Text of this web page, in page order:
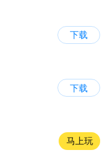
下载
下载
马上玩